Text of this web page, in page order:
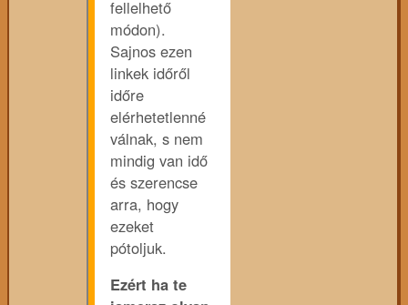
fellelhető
módon).
Sajnos ezen
linkek időről
időre
elérhetetlenné
válnak, s nem
mindig van idő
és szerencse
arra, hogy
ezeket
pótoljuk.
Ezért ha te